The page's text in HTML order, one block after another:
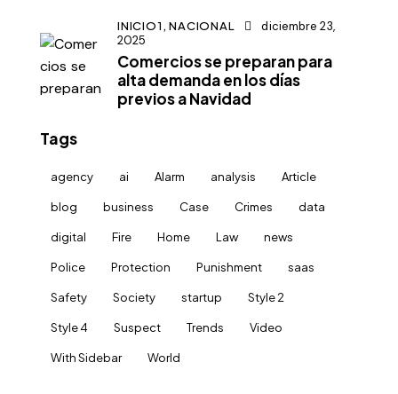
INICIO1,NACIONAL
diciembre 23,
2025
Comercios se preparan para
alta demanda en los días
previos a Navidad
Tags
agency ai Alarm analysis Article
blog business Case Crimes data
digital Fire Home Law news
Police Protection Punishment saas
Safety Society startup Style 2
Style 4 Suspect Trends Video
With Sidebar World